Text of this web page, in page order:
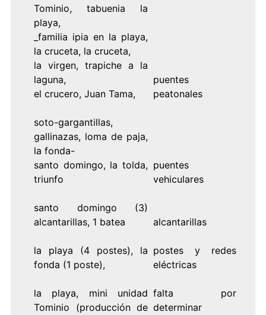
Tominio, tabuenia la
playa,
_familia ipia en la playa,
la cruceta, la cruceta,
la virgen, trapiche a la
laguna,
el crucero, Juan Tama,
puentes
peatonales
soto-gargantillas,
gallinazas, loma de paja,
la fonda-
santo domingo, la tolda,
triunfo
puentes
vehiculares
santo domingo (3)
alcantarillas, 1 batea
alcantarillas
la playa (4 postes), la
fonda (1 poste),
postes y redes
eléctricas
la playa, mini unidad
Tominio (producción de
falta por
determinar